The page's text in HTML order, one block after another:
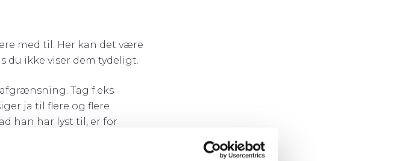
med til. Her kan det være
du ikke viser dem tydeligt.
Tag f.eks
ja til flere og flere
han har lyst til, er for